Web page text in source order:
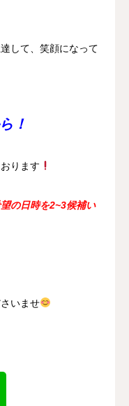
して、笑顔になって
！
ります
の日時を2~3候補い
いませ